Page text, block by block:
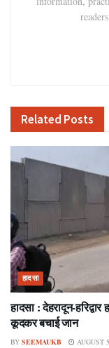
Related Posts
हादसा
हादसा : देहरादून-
कूदकर बचाई जान
BY SEEMAUKB AUGUST